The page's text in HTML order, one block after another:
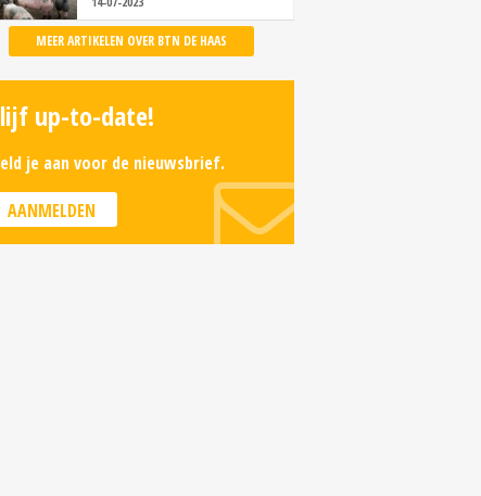
MEER ARTIKELEN OVER BTN DE HAAS
up-to-date!
je aan voor de nieuwsbrief.
AANMELDEN